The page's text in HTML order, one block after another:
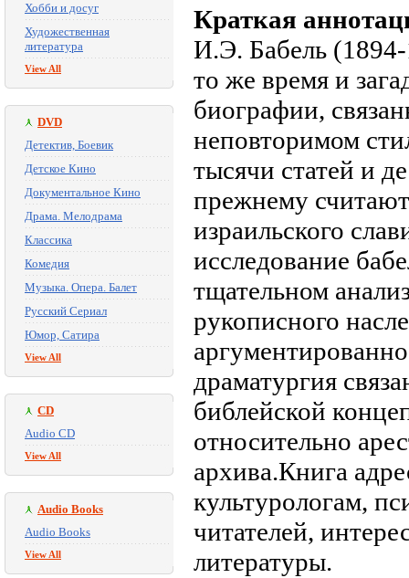
Хобби и досуг
Художественная
литература
View All
DVD
Детектив, Боевик
Детское Кино
Документальное Кино
Драма. Мелодрама
Классика
Комедия
Музыка. Опера. Балет
Русский Сериал
Юмор, Сатира
View All
CD
Audio CD
View All
Audio Books
Audio Books
View All
Краткая
И.Э. Бабель
то же время и
биографии,
неповторимом
тысячи статей и
прежнему
израильского
исследование
тщательном
рукописного
драматургия
библейской
относительно
архива.Книга
культурологам,
читателей,
литературы.